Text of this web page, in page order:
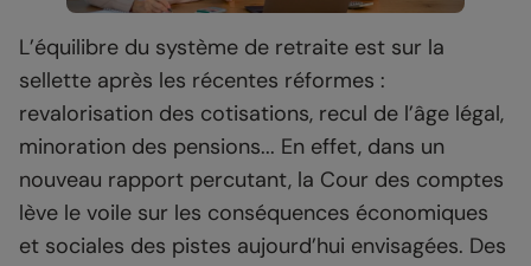
L’équilibre du système de retraite est sur la
sellette après les récentes réformes :
revalorisation des cotisations, recul de l’âge légal,
minoration des pensions... En effet, dans un
nouveau rapport percutant, la Cour des comptes
lève le voile sur les conséquences économiques
et sociales des pistes aujourd’hui envisagées. Des